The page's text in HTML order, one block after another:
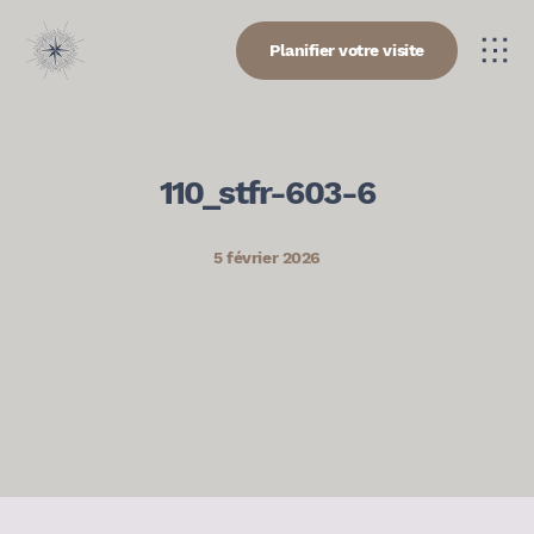
Planifier votre visite
110_stfr-603-6
5 février 2026